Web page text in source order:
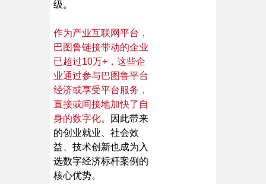
级。
作为产业互联网平台，
巴图鲁链接带动的企业
已超过10万+，这些企
业通过参与巴图鲁平台
经济或享受平台服务，
直接或间接地加快了自
身的数字化。
因此带来
的创业就业、社会效
益、技术创新也成为入
选数字经济标杆案例的
核心优势。